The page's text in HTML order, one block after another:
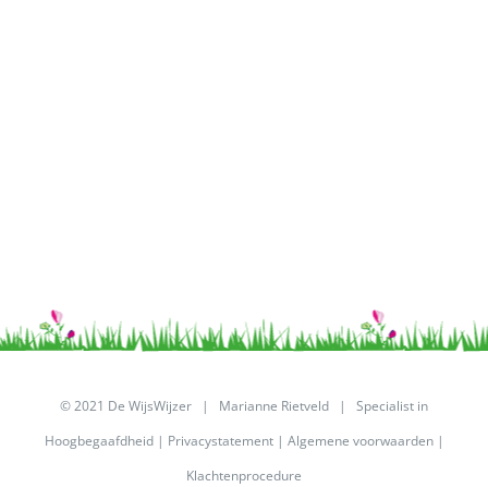
© 2021 De WijsWijzer | Marianne Rietveld | Specialist in
Hoogbegaafdheid | Privacystatement| Algemene voorwaarden|
Klachtenprocedure